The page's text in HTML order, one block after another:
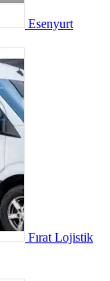
Esenyurt
Fırat Lojistik